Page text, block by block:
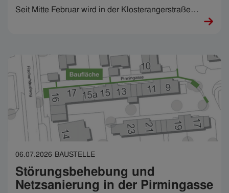
Seit Mitte Februar wird in der Klosterangerstraße
06.07.2026 BAUSTELLE
Störungsbehebung und
Netzsanierung in der Pirmingasse